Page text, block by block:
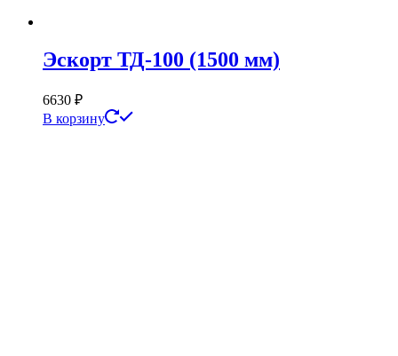
Эскорт ТД-100 (1500 мм)
6630 ₽
В корзину